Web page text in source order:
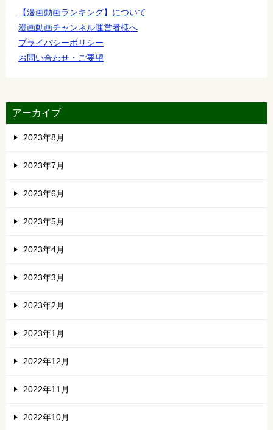
【漫画動画ランキング】について
漫画動画チャンネル運営者様へ
プライバシーポリシー
お問い合わせ・ご要望
アーカイブ
2023年8月
2023年7月
2023年6月
2023年5月
2023年4月
2023年3月
2023年2月
2023年1月
2022年12月
2022年11月
2022年10月